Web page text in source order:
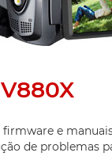
e
de problemas